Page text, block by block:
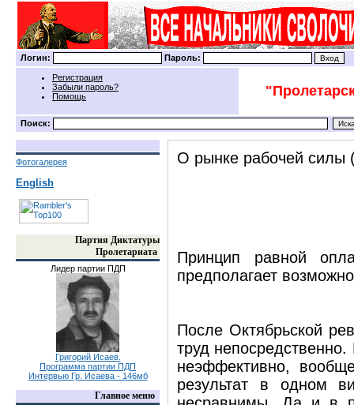
Логин: Пароль:
Регистрация
Забыли пароль?
Помощь
Поиск:
Фотогалерея
English
Партия Диктатуры
Пролетариата
Лидер партии ПДП
Григорий Исаев.
Программа партии ПДП
Интервью Гр. Исаева - 146мб
Главное меню
О рынке рабочей силы
Принцип равной
предполагает
После Октябрьской
труд
неэффективно,
результат в одном